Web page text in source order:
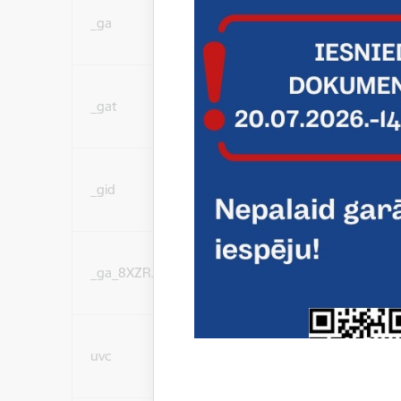
_ga
(nepieciešamas, lai
darbību un
_gat
Statistikas sīkdatnes
(nepieciešamas, lai
darbību un
_gid
Statistikas sīkdatnes
darbību un
_ga_8XZRJ1KTWP
Statistikas sīkdatnes
uvc